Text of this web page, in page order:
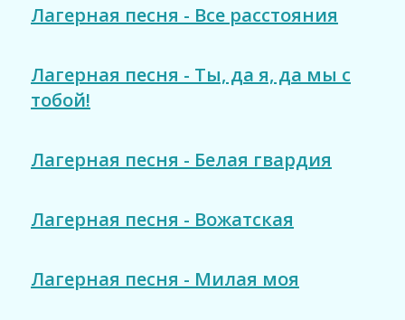
Лагерная песня - Все расстояния
Лагерная песня - Ты, да я, да мы с
тобой!
Лагерная песня - Белая гвардия
Лагерная песня - Вожатская
Лагерная песня - Милая моя